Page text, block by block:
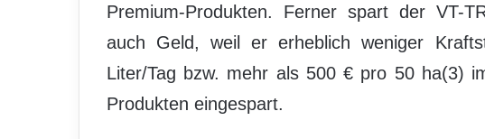
Premium-Produkten. Ferner spart der VT-
auch Geld, weil er erheblich weniger
Liter/Tag bzw. mehr als 500 € pro 50 ha(3)
Produkten eingespart.